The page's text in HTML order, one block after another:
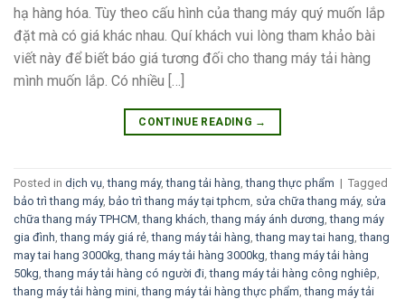
hạ hàng hóa. Tùy theo cấu hình của thang máy quý muốn lắp
đặt mà có giá khác nhau. Quí khách vui lòng tham khảo bài
viết này để biết báo giá tương đối cho thang máy tải hàng
mình muốn lắp. Có nhiều […]
CONTINUE READING →
Posted in dịch vụ ,thang máy,thang tải hàng ,thang thực phẩm | Tagged
bảo trì thang máy, bảo trì thang máy tại tphcm sửa chữa thang máy, sửa
chữa thang máy TPHCM ,thang khách ,thang máy ánh dương ,thang máy
gia đình ,thang máy giá rẻ ,thang máy tải hàng ,thang may tai hang ,thang
may tai hang 3000kg ,thang máy tải hàng 3000kg ,thang máy tải hàng
50kg ,thang máy tải hàng có người đi ,thang máy tải hàng công nghiêp
thang máy tải hàng mini ,thang máy tải hàng thực phẩm ,thang máy tải